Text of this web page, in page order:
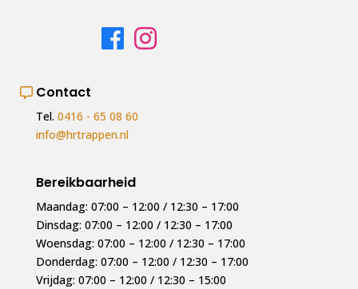
Contact
Tel. 0416 - 65 08 60
info@hrtrappen.nl
Bereikbaarheid
Maandag: 07:00 – 12:00 / 12:30 – 17:00
Dinsdag: 07:00 – 12:00 / 12:30 – 17:00
Woensdag: 07:00 – 12:00 / 12:30 – 17:00
Donderdag: 07:00 – 12:00 / 12:30 – 17:00
Vrijdag: 07:00 – 12:00 / 12:30 – 15:00